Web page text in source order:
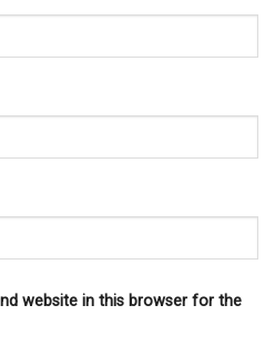
website in this browser for the